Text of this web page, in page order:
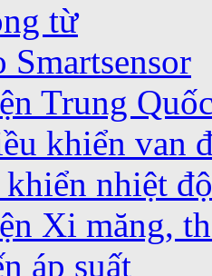
từ
Trung
khiển van
nhiệt
Xi măng,
áp suất